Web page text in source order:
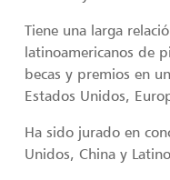
Tiene una larga
latinoamericanos de
becas y premios en
Estados Unidos,
Ha sido jurado en
Unidos, China y